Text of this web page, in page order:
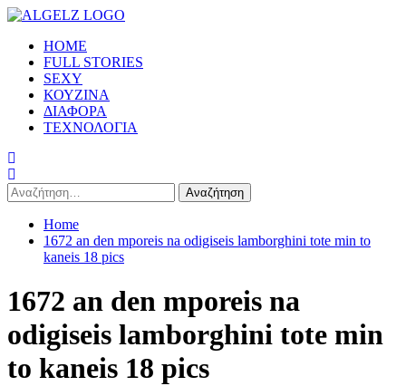
Skip
content
Primary
Menu
HOME
FULL STORIES
SEXY
ΚΟΥΖΙΝΑ
ΔΙΑΦΟΡΑ
ΤΕΧΝΟΛΟΓΙΑ
Αναζήτηση
για:
Home
1672 an den mporeis na odigiseis lamborghini tote min to
kaneis 18 pics
1672 an den mporeis na
odigiseis lamborghini tote min
to kaneis 18 pics